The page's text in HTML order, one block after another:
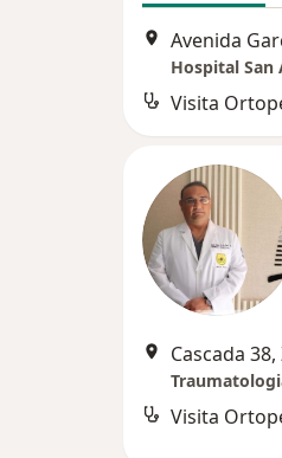
Avenida
Hospital San
Visita
Cascada
Visita